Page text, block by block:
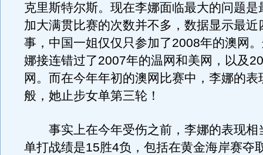
克里斯特尔斯。现在李娜面临最大的问题是
加大满贯比赛的次数并不多，数据显示最近
事，中国一姐仅仅只参加了2008年的澳网
娜接连错过了2007年的温网和美网，以及
网。而在今年年初的澳网比赛中，李娜的表
般，她止步女单第三轮！
事实上在今年受伤之前，李娜的表现相
单打战绩是15胜4负，包括在黄金海岸赛夺